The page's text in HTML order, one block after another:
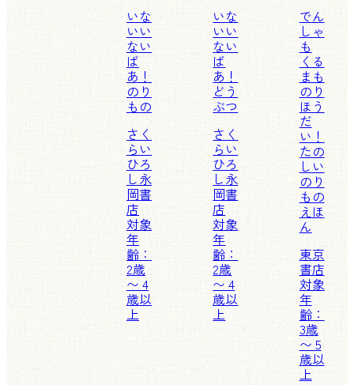
いな
いい
ない
ば
あ！
のり
もの
さく
らい
ひろ
し永
岡書
店
対象
年
齢：
2歳
〜 4
歳以
上
いな
いい
ない
ば
あ！
どう
ぶつ
さく
らい
ひろ
し永
岡書
店
対象
年
齢：
2歳
〜 4
歳以
上
でん
しゃ
も
くる
まも
のり
ほう
だ
い！
たの
しい
のり
もの
えほ
ん
東京
書店
対象
年
齢：
3歳
〜 5
歳以
上